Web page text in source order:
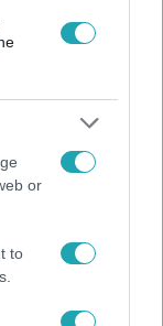
or
to